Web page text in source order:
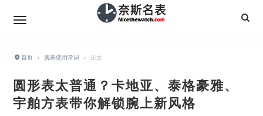
首页 › 腕表使用常识 › 正文
圆形表太普通？卡地亚、泰格豪雅、
宇舶方表带你解锁腕上新风格